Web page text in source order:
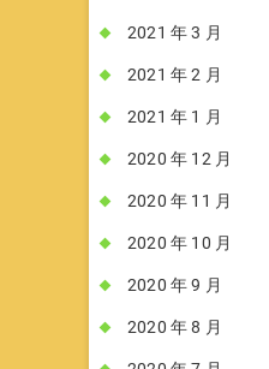
2021 年 3 月
2021 年 2 月
2021 年 1 月
2020 年 12 月
2020 年 11 月
2020 年 10 月
2020 年 9 月
2020 年 8 月